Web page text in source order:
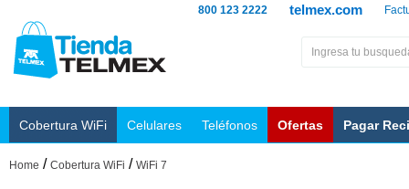
telmex.com
800 123 2222
Cobertura WiFi Celulares Teléfonos Ofertas Pagar
Home / Cobertura WiFi / WiFi 7